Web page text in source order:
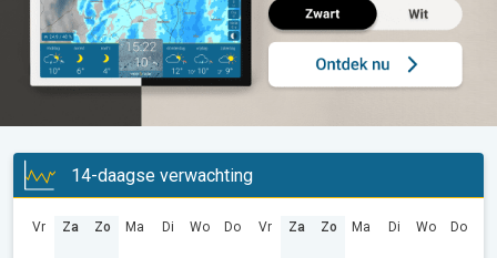
14-daagse verwachting
Vr Za Zo Ma Di Wo Do Vr Za Zo Ma Di Wo Do